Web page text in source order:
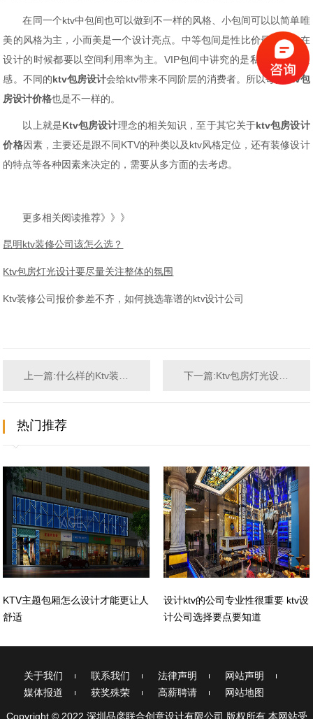
在同一个ktv中包间也可以做到不一样的风格、小包间可以以简单唯
美的风格为主，小而美是一个设计亮点。中等包间是性比价最高的，在
设计的时候都要以空间利用率为主。VIP包间中讲究的是私密性和体验
感。不同的ktv包房设计会给ktv带来不同阶层的消费者。所以每间ktv包
房设计价格也是不一样的。
以上就是Ktv包房设计理念的相关知识，至于其它关于ktv包房设计
价格因素，主要还是跟不同KTV的种类以及ktv风格定位，还有装修设计
的特点等各种因素来决定的，需要从多方面的去考虑。
更多相关阅读推荐》》》
昆明 ktv装修公司该怎么选？
Ktv包房灯光设计要尽量关注整体的氛围
Ktv装修公司报价参差不齐，如何挑选靠谱的 ktv设计公司
热门推荐
KTV主题包厢怎么设计才能更让人
舒适
设计ktv的公司专业性很重要 ktv设
计公司选择要点要知道
关于我们 联系我们 法律声明
网站声明
媒体报道
获奖殊荣 高薪聘请 网站地图
Copyright © 2022 深圳品彦联合创意设计有限公司 版权所有 本网站受